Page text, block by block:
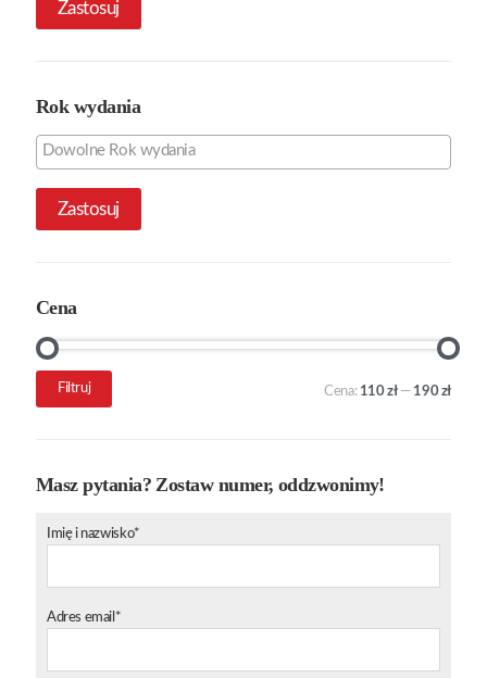
Zastosuj
Rok wydania
Zastosuj
Cena
Cena
Cena
Filtruj Cena: 110 zł— 190 zł
Masz pytania? Zostaw numer, oddzwonimy!
Imię i nazwisko*
Adres email*